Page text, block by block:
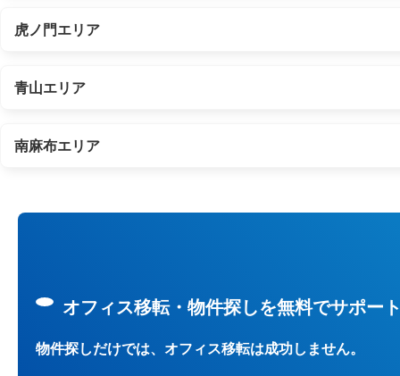
虎ノ門エリア
青山エリア
南麻布エリア
オフィス移転・物件探しを無料でサポー
物件探しだけでは、オフィス移転は成功しません。